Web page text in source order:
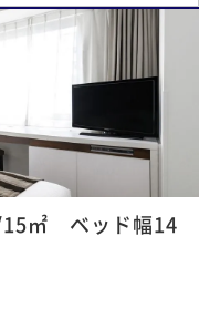
/15㎡ ベッド幅14